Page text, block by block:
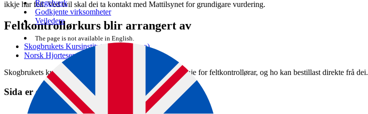
Regelverk
Godkjente virksomheter
Veiledere
The page is not available in English.
ikkje har feil. Ved tvil skal dei ta kontakt med Mattilsynet for grundigare vurdering.
Feltkontrollørkurs blir arrangert av
Skogbrukets Kursinstitutt (skogkurs.no)
Norsk Hjortesenter (hjortesenteret.no)
Skogbrukets kursinstitutt har utarbeidd ei bransjeretningslinje for feltkontrollørar, og ho kan bestillast direkte frå dei.
Sida er ein del av denne rettleiinga: